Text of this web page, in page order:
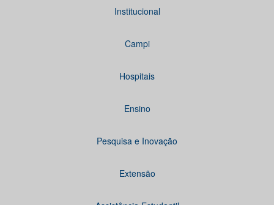
Institucional
Campi
Hospitais
Ensino
Pesquisa e Inovação
Extensão